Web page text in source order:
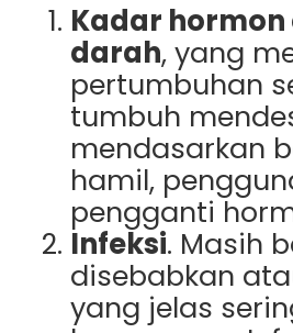
Kadar
darah, yang
pertumbuhan
tumbuh
mendasarkan
hamil,
pengganti
Infeksi. Masih
disebabkan
yang jelas